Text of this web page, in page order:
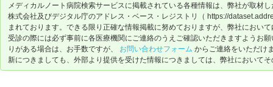
メディカルノート病院検索サービスに掲載されている各種情報は、弊社が取材
株式会社及びデジタル庁のアドレス・ベース・レジストリ（ https://
まれております。できる限り正確な情報掲載に努めておりますが、弊社におい
受診の際には必ず事前に各医療機関にご連絡のうえご確認いただきますようお
りがある場合は、お手数ですが、 お問い合わせフォーム からご連絡をいただけ
新につきましても、外部より提供を受けた情報につきましては、弊社において